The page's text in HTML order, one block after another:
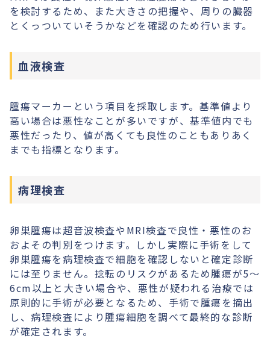
を検討するため、また大きさの把握や、周りの臓器
とくっついていそうかなどを確認のため行います。
血液検査
腫瘍マーカーという項目を採取します。基準値より
高い場合は悪性なことが多いですが、基準値内でも
悪性だったり、値が高くても良性のこともありあく
までも指標となります。
病理検査
卵巣腫瘍は超音波検査やMRI検査で良性・悪性のお
およその判別をつけます。しかし実際に手術をして
卵巣腫瘍を病理検査で細胞を確認しないと確定診断
には至りません。捻転のリスクがあるため腫瘍が5〜
6cm以上と大きい場合や、悪性が疑われる治療では
原則的に手術が必要となるため、手術で腫瘍を摘出
し、病理検査により腫瘍細胞を調べて最終的な診断
が確定されます。